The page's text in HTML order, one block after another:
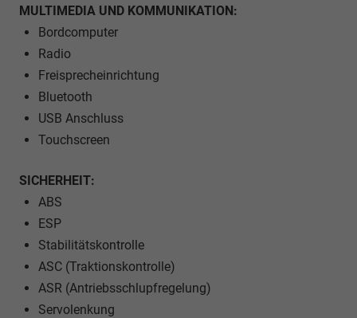
MULTIMEDIA UND KOMMUNIKATION:
Bordcomputer
Radio
Freisprecheinrichtung
Bluetooth
USB Anschluss
Touchscreen
SICHERHEIT:
ABS
ESP
Stabilitätskontrolle
ASC (Traktionskontrolle)
ASR (Antriebsschlupfregelung)
Servolenkung